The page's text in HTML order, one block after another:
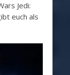
Jedi:
euch als